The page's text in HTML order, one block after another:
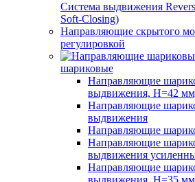
Система выдвижения
Soft-Closing)
Направляющие скрытого
регулировкой
шариковые
Направляющие
выдвижения, H=42
Направляющие
выдвижения
Направляющие
Направляющие
выдвижения
Направляющие
выдвижения, H=35